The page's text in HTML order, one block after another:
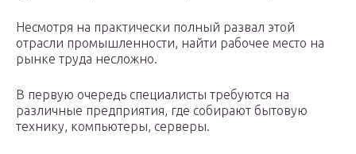
Несмотря на практически полный развал этой
отрасли промышленности, найти рабочее место на
рынке труда несложно.
В первую очередь специалисты требуются на
различные предприятия, где собирают бытовую
технику, компьютеры, серверы.